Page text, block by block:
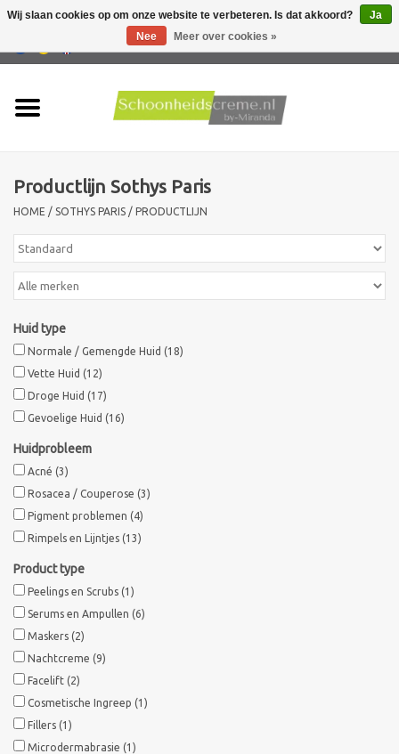
Producten
Huidproblemen
Mannen verzorging
Acties
Nieuw !!
Mila d'Opiz
Bernard cassiere
Pascaud
Fusion Meso
PCA SKINCARE
Ekseption Skincare
Productlijn Sothys Paris
HOME / SOTHYS PARIS / PRODUCTLIJN
Huid type
Normale / Gemengde Huid (18)
Vette Huid (12)
Droge Huid (17)
Gevoelige Huid (16)
Huidprobleem
Acné (3)
Rosacea / Couperose (3)
Pigment problemen (4)
Rimpels en Lijntjes (13)
Product type
Peelings en Scrubs (1)
Serums en Ampullen (6)
Maskers (2)
Nachtcreme (9)
Facelift (2)
Cosmetische Ingreep (1)
Fillers (1)
Microdermabrasie (1)
Wij slaan cookies op om onze website te verbeteren. Is dat akkoord?
Ja
Nee
Meer over cookies »